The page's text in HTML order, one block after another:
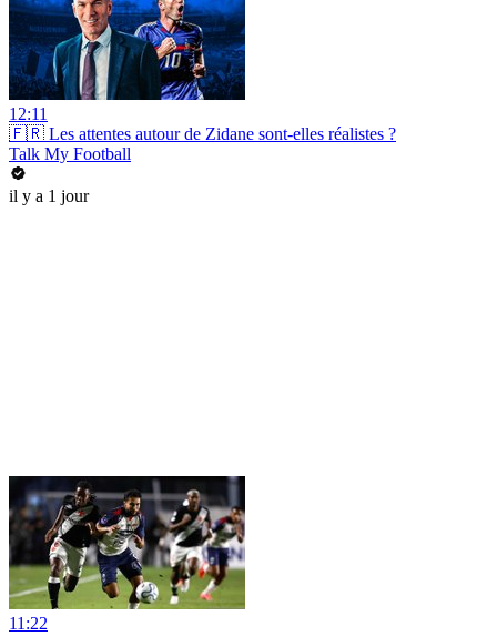
12:11
🇫🇷 Les attentes autour de Zidane sont-elles réalistes ?
Talk My Football
il y a 1 jour
11:22